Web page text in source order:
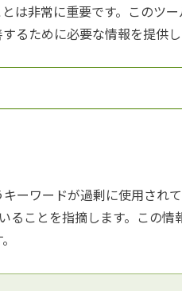
は非常に重要です。このツ
るために必要な情報を提供し
ーワードが過剰に使用され
ことを指摘します。この情